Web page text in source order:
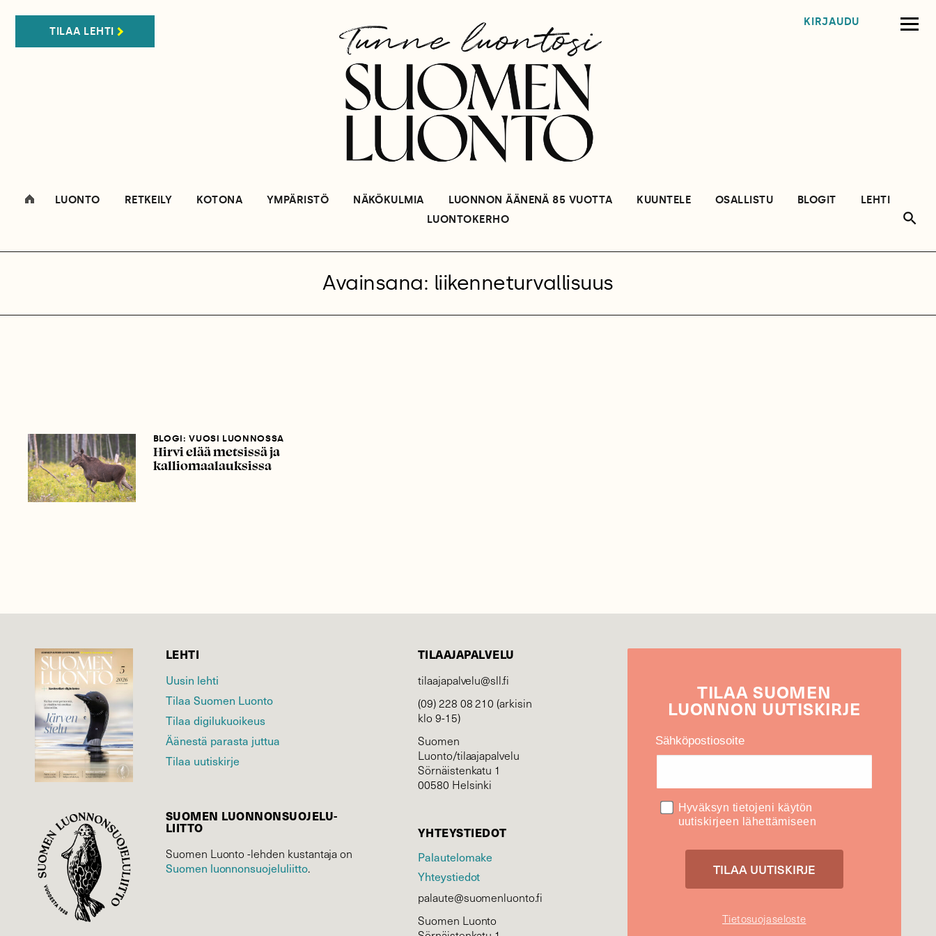
TILAA LEHTI
KIRJAUDU
LUONTO RETKEILY KOTONA YMPÄRISTÖ NÄKÖKULMIA LUONNON ÄÄNENÄ 85 VUOTTA KUUNTELE OSALLISTU BLOGIT
LEHTI
LUONTOKERHO
Avainsana: liikenneturvallisuus
BLOGI: VUOSI LUONNOSSA
Hirvi elää metsissä ja
kalliomaalauksissa
LEHTI
Uusin lehti
Tilaa Suomen Luonto
Tilaa digilukuoikeus
Äänestä parasta juttua
Tilaa uutiskirje
SUOMEN LUONNON­SUOJELU­
LIITTO
Suomen Luonto -lehden kustantaja on
Suomen luonnonsuojelu­liitto.
TILAAJAPALVELU
tilaajapalvelu@sll.fi
(09) 228 08 210 (arkisin
klo 9-15)
Suomen
Luonto/tilaajapalvelu
Sörnäistenkatu 1
00580 Helsinki
YHTEYSTIEDOT
Palautelomake
Yhteystiedot
palaute@suomenluonto.fi
Suomen Luonto
TILAASUOMEN
LUONNON UUTIS­KIRJE
Sähköpostiosoite
Hyväksyn tietojeni käytön
uutiskirjeen lähettämiseen
Tietosuojaseloste